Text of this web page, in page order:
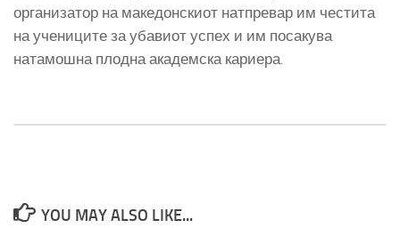
организатор на македонскиот натпревар им честита
на учениците за убавиот успех и им посакува
натамошна плодна академска кариера.
YOU MAY ALSO LIKE...